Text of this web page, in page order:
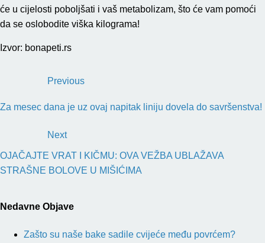
će u cijelosti poboljšati i vaš metabolizam, što će vam pomoći
da se oslobodite viška kilograma!
Izvor: bonapeti.rs
Previous
Za mesec dana je uz ovaj napitak liniju dovela do savršenstva!
Next
OJAČAJTE VRAT I KIČMU: OVA VEŽBA UBLAŽAVA
STRAŠNE BOLOVE U MIŠIĆIMA
Nedavne Objave
Zašto su naše bake sadile cvijeće među povrćem?